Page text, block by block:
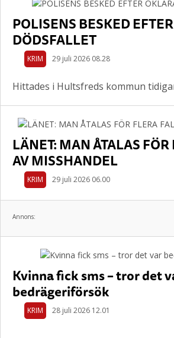
POLISENS BESKED
DÖDSFALLET
KRIM 29 juli 2026 08.28
Hittades i Hultsfreds kommun
LÄNET: MAN ÅTALAS
AV MISSHANDEL
KRIM 29 juli 2026 06.00
Annons:
Kvinna fick sms – tror det
bedrägeriförsök
KRIM 28 juli 2026 12.01